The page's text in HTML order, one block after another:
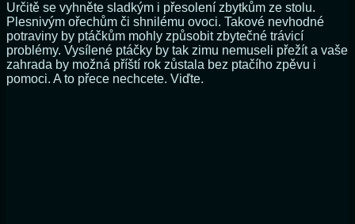
Určitě se vyhněte sladkým i přesolení zbytkům ze stolu.
Plesnivým ořechům či shnilému ovoci. Takové nevhodné
potraviny by ptáčkům mohly způsobit zbytečné trávicí
problémy. Vysílené ptáčky by tak zimu nemuseli přežít a vaše
zahrada by možná příští rok zůstala bez ptačího zpěvu i
pomoci. A to přece nechcete. Viďte.